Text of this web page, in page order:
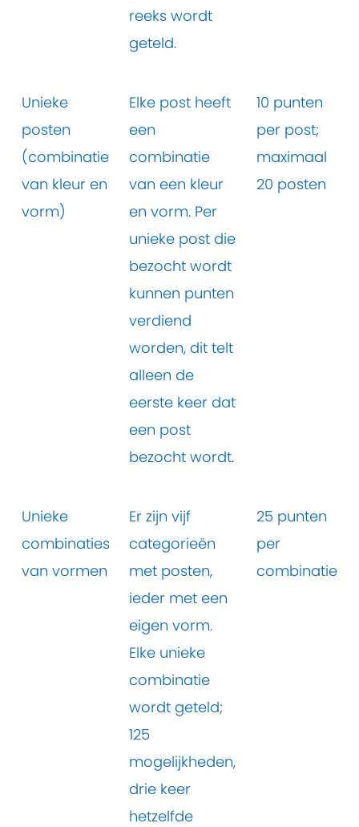
reeks wordt
geteld.
Unieke
posten
(combinatie
van kleur en
vorm)
Elke post heeft
een
combinatie
van een kleur
en vorm. Per
unieke post die
bezocht wordt
kunnen punten
verdiend
worden, dit telt
alleen de
eerste keer dat
een post
bezocht wordt.
10 punten
per post;
maximaal
20 posten
Unieke
combinaties
van vormen
Er zijn vijf
categorieën
met posten,
ieder met een
eigen vorm.
Elke unieke
combinatie
wordt geteld;
125
mogelijkheden,
drie keer
hetzelfde
25 punten
per
combinatie